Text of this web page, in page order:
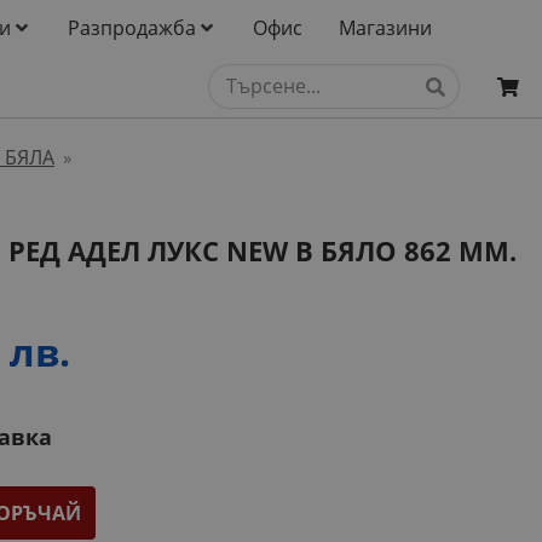
Разпродажба Офис Магазини
БЯЛА »
АДЕЛ ЛУКС NEW В БЯЛО 862 ММ.
лв.